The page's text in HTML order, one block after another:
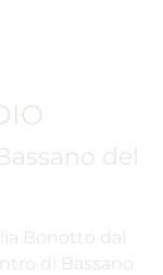
del
Bonotto dal
di Bassano